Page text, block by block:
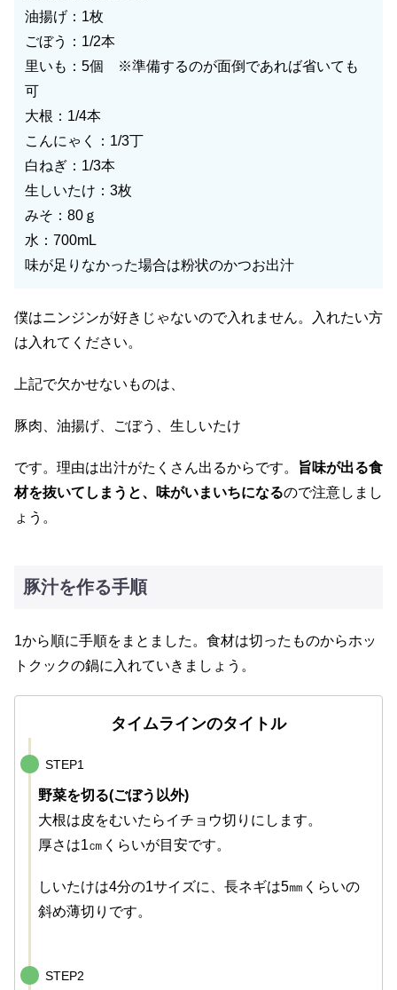
油揚げ：1枚
ごぼう：1/2本
里いも：5個 ※準備するのが面倒であれば省いても
可
大根：1/4本
こんにゃく：1/3丁
白ねぎ：1/3本
生しいたけ：3枚
みそ：80ｇ
水：700mL
味が足りなかった場合は粉状のかつお出汁
僕はニンジンが好きじゃないので入れません。入れたい方
は入れてください。
上記で欠かせないものは、
豚肉、油揚げ、ごぼう、生しいたけ
です。理由は出汁がたくさん出るからです。
旨味が出る食
材を抜いてしまうと、味がいまいちになるので注意しまし
ょう。
豚汁を作る手順
1から順に手順をまとました。食材は切ったものからホッ
トクックの鍋に入れていきましょう。
タイムラインのタイトル
STEP1
野菜を切る(ごぼう以外)
大根は皮をむいたらイチョウ切りにします。
厚さは1㎝くらいが目安です。
しいたけは4分の1サイズに、長ネギは5㎜くらいの
斜め薄切りです。
STEP2